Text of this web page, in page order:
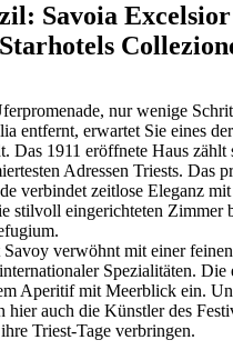
Savoia Excelsior
nur wenige
entfernt, erwartet Sie eines
Das 1911 eröffnete Haus zählt
Adressen Triests. Das
verbindet zeitlose Eleganz
stilvoll eingerichteten Zimmer
Savoy verwöhnt mit einer
Spezialitäten. Die
Aperitif mit Meerblick ein.
hier auch die Künstler des
Triest-Tage verbringen.